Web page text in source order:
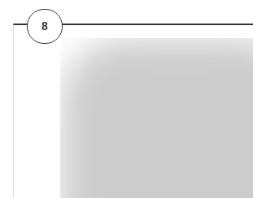
8